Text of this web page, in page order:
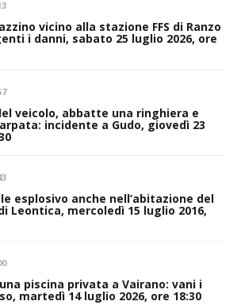
vicino alla stazione FFS di Ranzo
i danni, sabato 25 luglio 2026, ore
veicolo, abbatte una ringhiera e
incidente a Gudo, giovedì 23
esplosivo anche nell’abitazione del
Leontica, mercoledì 15 luglio 2016,
piscina privata a Vairano: vani i
martedì 14 luglio 2026, ore 18:30